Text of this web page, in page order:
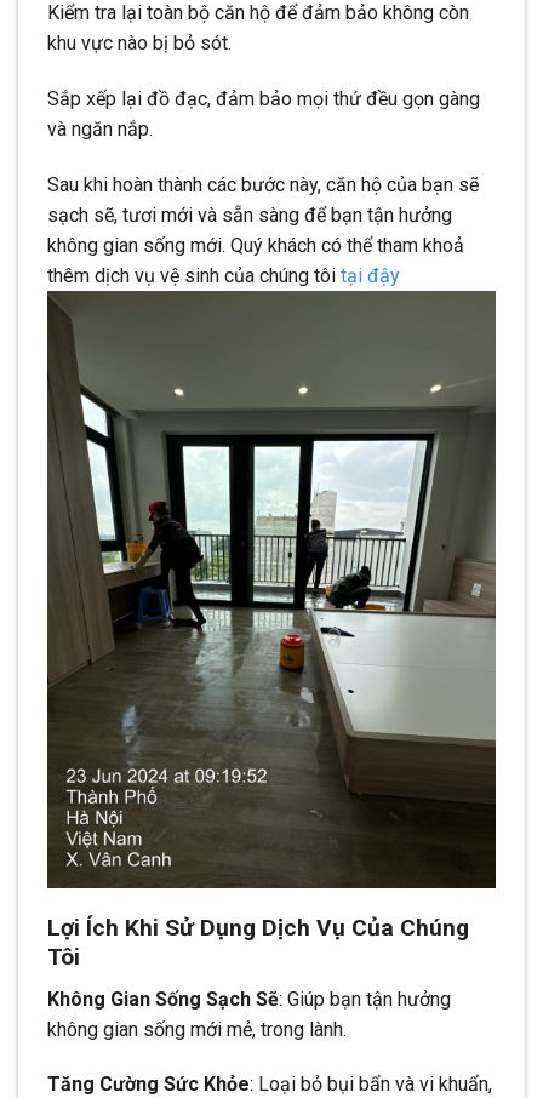
Kiểm tra lại toàn bộ căn hộ để đảm bảo không còn
khu vực nào bị bỏ sót.
Sắp xếp lại đồ đạc, đảm bảo mọi thứ đều gọn gàng
và ngăn nắp.
Sau khi hoàn thành các bước này, căn hộ của bạn sẽ
sạch sẽ, tươi mới và sẵn sàng để bạn tận hưởng
không gian sống mới. Quý khách có thể tham khoả
thêm dịch vụ vệ sinh của chúng tôi tại đậy
Lợi Ích Khi Sử Dụng Dịch Vụ Của Chúng
Tôi
Không Gian Sống Sạch Sẽ: Giúp bạn tận hưởng
không gian sống mới mẻ, trong lành.
Tăng Cường Sức Khỏe: Loại bỏ bụi bẩn và vi khuẩn,